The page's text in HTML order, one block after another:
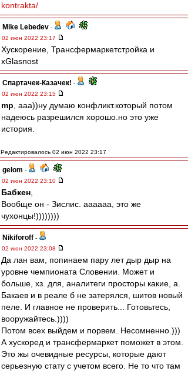
kontrakta/
Mike Lebedev -
02 июн 2022 23:17
Хускорение, Трансфермаpкетстройка и
xGlasnost
Спартачек-Казачек! -
02 июн 2022 23:15
mp , ааа))ну думаю конфликт.который потом
надеюсь разрешился хорошо.но это уже
история.
Редактировалось 02 июн 2022 23:17
gelom -
02 июн 2022 23:10
Бабкен
Вообще он - Зислис. аааааа, это же
чухонцы!))))))))
Nikiforoff -
02 июн 2022 23:08
Да лан вам, попинаем пару лет дыр дыр на
уровне чемпионата Словении. Может и
больше, хз. для, аналитеги просторы какие, а.
Бакаев и в реале б не затерялся, шитов новый
пеле. И главное не проверить... Готовьтесь,
вооружайтесь.))))
Потом всех выйдем и порвем. Несомненно.)))
А хускоред и трансфермаркет поможет в этом.
Это жы очевидные ресурсы, которые дают
серьезную стату с учетом всего. Не то что там